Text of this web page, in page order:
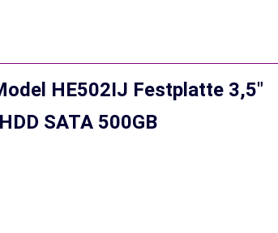
HE502IJ Festplatte 3,5"
HDD SATA 500GB